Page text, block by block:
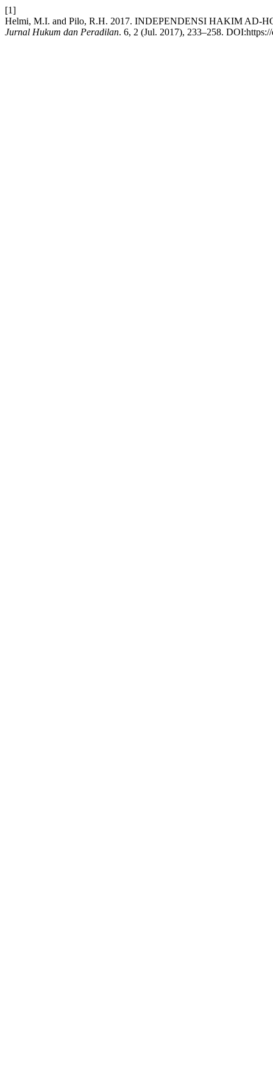
[1]
Helmi, M.I. and Pilo, R.H. 2017. INDEPENDENSI HAKIM
Jurnal Hukum dan Peradilan. 6, 2 (Jul. 2017), 233–258.